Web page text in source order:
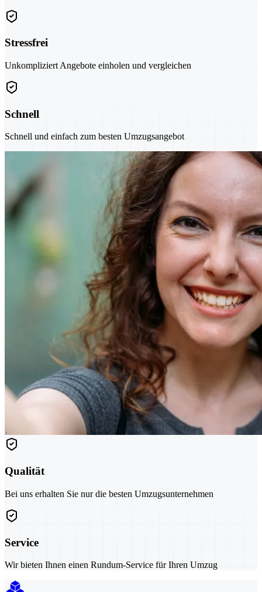
Stressfrei
Unkompliziert Angebote einholen und vergleichen
Schnell
Schnell und einfach zum besten Umzugsangebot
Qualität
Bei uns erhalten Sie nur die besten Umzugsunternehmen
Service
Wir bieten Ihnen einen Rundum-Service für Ihren Umzug